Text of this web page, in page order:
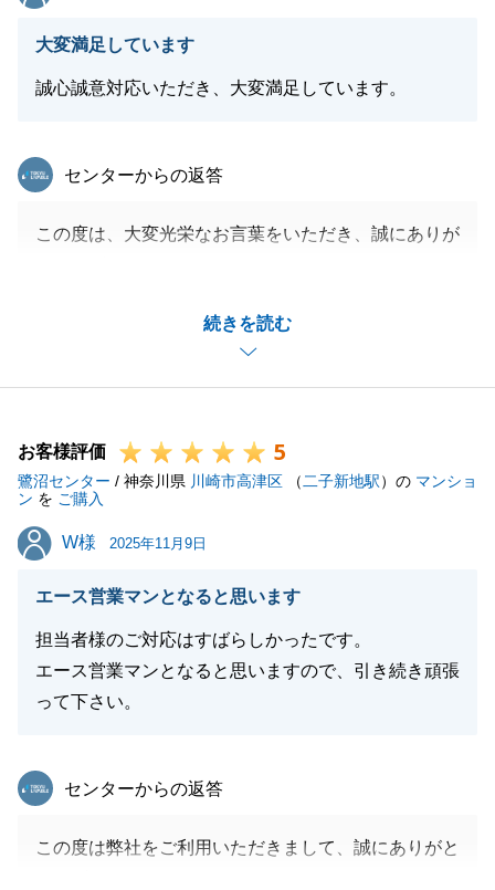
今後とも末永くよろしくお願いいたします。
大変満足しています
誠心誠意対応いただき、大変満足しています。
続きを読む
東急リバブル
センターからの返答
この度は、大変光栄なお言葉をいただき、誠にありが
いただけることが何よりの励みであり、最高の報酬で
お取引の間、お客様が抱えていらっしゃるご不安を一
まいりました。その結果、このような身に余る評価を
いただけたことを大変嬉しく思います。
今後も東急リバブル溝ノ口センターの担当として、一
人ひとりのお客様に寄り添った誠実なサポートを徹底
ら、いつでもお気軽にご相談ください。
今後とも東急リバブルをよろしくお願いします。
お客様評価 5
鷺沼センター / 神奈川県 川崎市高津区 （ 二子新地駅）の マンショ
ン を ご購入
W様
W様 2025年11月9日
エース営業マンとなると思います
担当者様のご対応はすばらしかったです。
エース営業マンとなると思いますので、引き続き頑張
って下さい。
東急リバブル
センターからの返答
この度は弊社をご利用いただきまして、誠にありがと